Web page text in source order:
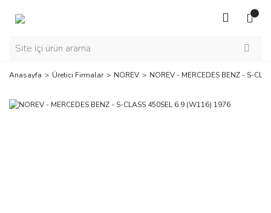
Anasayfa Üretici Firmalar NOREV NOREV - MERCEDES BENZ - S-